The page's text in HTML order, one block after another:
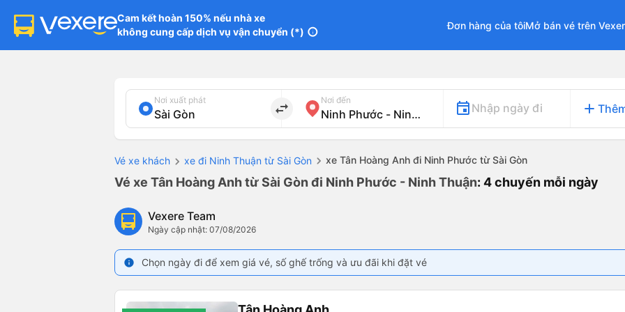
Cam kết hoàn 150% nếu nhà xe
không cung cấp dịch vụ vận chuyển (*) info
Đơn hàng của tôiMở bán vé trên
Nơi xuất phát
import_export
Nơi đến
Nhập ngày đi add
Vé xe khách xe đi Ninh Thuận từ Sài Gòn xe Tân Hoàng Anh đi Ninh Phước từ Sài Gòn
Vé xe Tân Hoàng Anh từ Sài Gòn đi Ninh Phước - Ninh Thuận: 4 chuyến mỗi ngày
Vexere Team
Ngày cập nhật: 07/08/2026
info Chọn ngày đi để xem giá vé, số ghế trống và ưu đãi khi đặt vé